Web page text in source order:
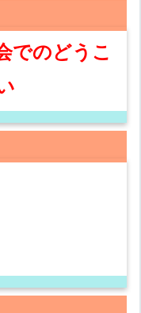
でのどうこ